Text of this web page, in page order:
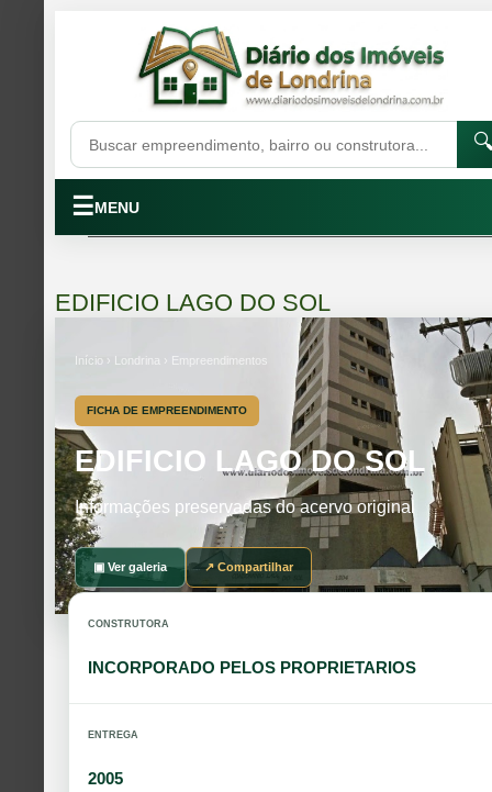
☰MENU
EDIFICIO LAGO DO SOL
Início › Londrina › Empreendimentos
FICHA DE EMPREENDIMENTO
EDIFICIO LAGO DO SOL
Informações preservadas do acervo original
▣ Ver galeria ↗ Compartilhar
CONSTRUTORA
INCORPORADO PELOS PROPRIETARIOS
ENTREGA
2005